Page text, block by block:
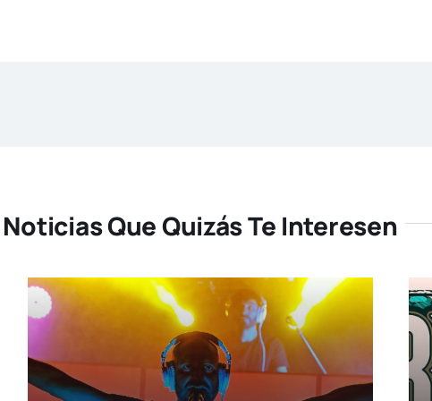
Noticias Que Quizás Te Interesen